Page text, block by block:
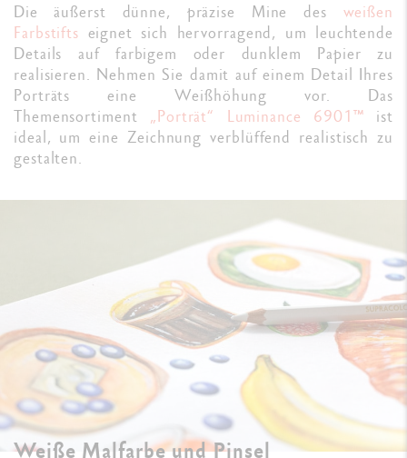
Die äußerst dünne, präzise Mine des weißen
Farbstifts eignet sich hervorragend, um leuchtende
Details auf farbigem oder dunklem Papier zu
realisieren. Nehmen Sie damit auf einem Detail Ihres
Porträts eine Weißhöhung vor. Das
Themensortiment „Porträt“ Luminance 6901™ ist
ideal, um eine Zeichnung verblüffend realistisch zu
gestalten.
Weiße Malfarbe und Pinsel